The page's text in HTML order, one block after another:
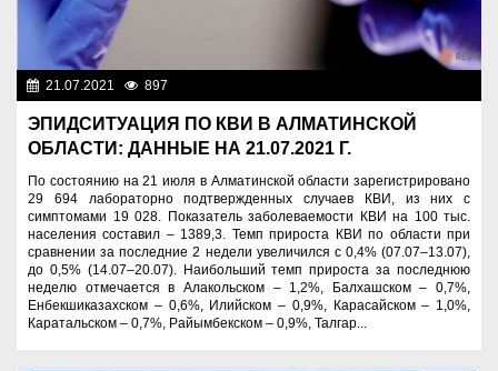
21.07.2021 897
ЭПИДСИТУАЦИЯ ПО КВИ В АЛМАТИНСКОЙ
ОБЛАСТИ: ДАННЫЕ НА 21.07.2021 Г.
По состоянию на 21 июля в Алматинской области зарегистрировано
29 694 лабораторно подтвержденных случаев КВИ, из них с
симптомами 19 028. Показатель заболеваемости КВИ на 100 тыс.
населения составил – 1389,3. Темп прироста КВИ по области при
сравнении за последние 2 недели увеличился с 0,4% (07.07–13.07),
до 0,5% (14.07–20.07). Наибольший темп прироста за последнюю
неделю отмечается в Алакольском – 1,2%, Балхашском – 0,7%,
Енбекшиказахском – 0,6%, Илийском – 0,9%, Карасайском – 1,0%,
Каратальском – 0,7%, Райымбекском – 0,9%, Талгар...